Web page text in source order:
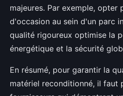
majeures. Par exemple, opter
d'occasion au sein d'un parc
qualité rigoureux optimise la
énergétique et la sécurité
En résumé, pour garantir la
matériel reconditionné, il faut